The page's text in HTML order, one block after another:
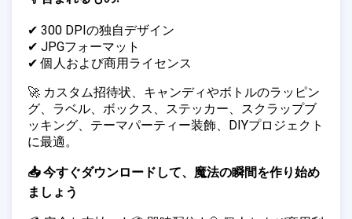
✔ 300 DPIの独自デザイン
✔ JPGフォーマット
✔ 個人および商用ライセンス
🚀 カスタム招待状、キャンディやボトルのラッピン
グ、ラベル、ボックス、ステッカー、スクラップブ
ッキング、テーマパーティー装飾、DIYプロジェクト
に最適。
📥 今すぐダウンロードして、魔法の瞬間を作り始め
ましょう